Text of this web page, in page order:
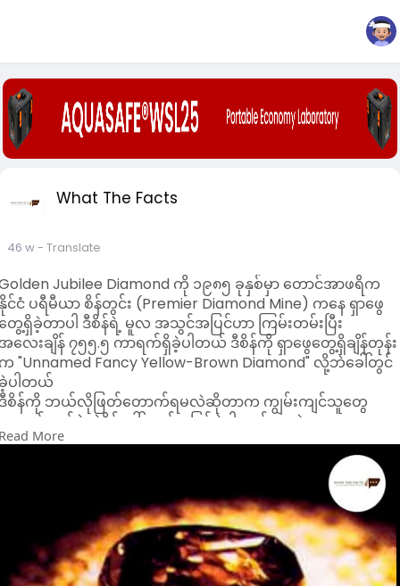
What The Facts
46 w- Translate
Jubilee Diamond ကို ၁၉၈၅ ခုနှစ်မှာ တောင်အာဖရိက
င်ငံ ပရီမီယာ စိန်တွင်း (Premier Diamond Mine) ကနေ ရှာဖွေ
ေ့ရှိခဲ့တာပါ ဒီစိန်ရဲ့ မူလ အသွင်အပြင်ဟာ ကြမ်းတမ်းပြီး
လေးချိန် ၇၅၅.၅ ကာရက်ရှိခဲ့ပါတယ် ဒီစိန်ကို ရှာဖွေတွေ့ရှိချိန်တုန်း
"Unnamed Fancy Yellow-Brown Diamond" လို့ဘဲခေါ်တွင်
ပါတယ်
စိန်ကို ဘယ်လိုဖြတ်တောက်ရမလဲဆိုတာက ကျွမ်းကျင်သူတွေ
တွက် ခက်ခဲတဲ့စိန်ခေါ်မှုတစ်ခု ဖြစ်ခဲ့ပါတယ် အထဲမှာ
က်ကြောင်းတွေနဲ့ အကြမ်းထည်အများအပြားပါဝင်တာကြောင့် ပုံ
န်နည်းလမ်းတွေနဲ့ ဖြတ်တောက်ဖို့ မဖြစ်နိုင်ပါဘူး ဒါကြောင့် နာမည်
ျော် စိန်ဖြတ်တောက်သူ ဂါဘရီရယ်လ်လီအော့ဗ် (Gabriel Lief)
းဆောင်တဲ့ အဖွဲ့က ပထမဆုံးအကြိမ်အဖြစ် တုန်ခါမှုနဲ့ပတ်သက်တဲ့
ည်းပညာ (vibration technology) ကို သုံးပြီး လေဆာဖြင့် ဖြတ်
ောက်ခဲ့ပါတယ်
က်ခဲတဲ့လုပ်ငန်းစဉ်တွေကို ပြီးဆုံးပြီးနောက် စိန်ဟာ ၅၄၅.၆၇ ကာ
က်အထိ လျော့ကျသွားပေမဲ့ ကမ္ဘာ့အကြီးဆုံးဖြတ်တောက်ပြီး သွေး
More